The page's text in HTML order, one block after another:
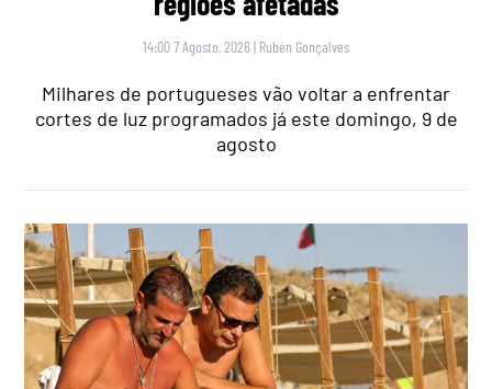
14:00 7 Agosto, 2026 | Rubén Gonçalves
Milhares de portugueses vão voltar a enfrentar
cortes de luz programados já este domingo, 9 de
agosto